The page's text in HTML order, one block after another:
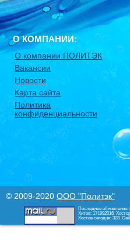
О КОМПАНИИ:
О компании ПОЛИТЭК
Вакансии
Новости
Карта сайта
Политика
конфиденциальности
© 2009-2020 ООО "Политэк"
Последнее обновление:
Хитов: 171992016
Хостов сегодня: 328